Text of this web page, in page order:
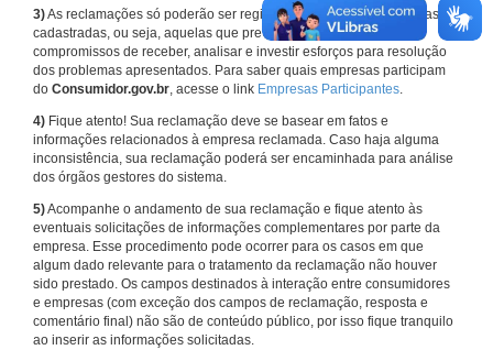
3)As reclamações só poderão ser registradas em face de empresas
cadastradas, ou seja, aquelas que previamente assumiram
compromissos de receber, analisar e investir esforços para resolução
dos problemas apresentados. Para saber quais empresas participam
do Consumidor.gov.br, acesse o link Empresas Participantes.
4) Fique atento! Sua reclamação deve se basear em fatos e
informações relacionados à empresa reclamada. Caso haja alguma
inconsistência, sua reclamação poderá ser encaminhada para análise
dos órgãos gestores do sistema.
5)Acompanhe o andamento de sua reclamação e fique atento às
eventuais solicitações de informações complementares por parte da
empresa. Esse procedimento pode ocorrer para os casos em que
algum dado relevante para o tratamento da reclamação não houver
sido prestado. Os campos destinados à interação entre consumidores
e empresas (com exceção dos campos de reclamação, resposta e
comentário final) não são de conteúdo público, por isso fique tranquilo
ao inserir as informações solicitadas.